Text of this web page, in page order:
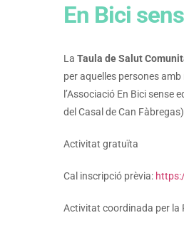
En Bici
La Taula de Salut
per aquelles persones
l’Associació En Bici sense
del Casal de Can
Activitat gratuïta
Cal inscripció prèvia:
Activitat coordinada per la